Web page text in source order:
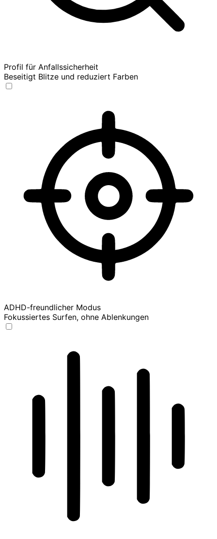
Profil für Anfallssicherheit
Beseitigt Blitze und reduziert Farben
ADHD-freundlicher Modus
Fokussiertes Surfen, ohne Ablenkungen